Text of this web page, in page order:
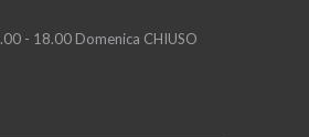
- 18.00 Domenica CHIUSO